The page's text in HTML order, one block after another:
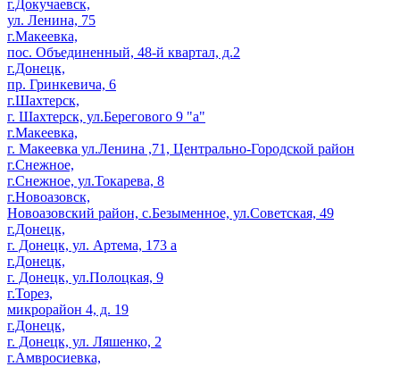
г.Докучаевск,
ул. Ленина, 75
г.Макеевка,
пос. Объединенный, 48-й квартал, д.2
г.Донецк,
пр. Гринкевича, 6
г.Шахтерск,
г. Шахтерск, ул.Берегового 9 "а"
г.Макеевка,
г. Макеевка ул.Ленина ,71, Центрально-Городской район
г.Снежное,
г.Снежное, ул.Токарева, 8
г.Новоазовск,
Новоазовский район, с.Безыменное, ул.Советская, 49
г.Донецк,
г. Донецк, ул. Артема, 173 а
г.Донецк,
г. Донецк, ул.Полоцкая, 9
г.Торез,
микрорайон 4, д. 19
г.Донецк,
г. Донецк, ул. Ляшенко, 2
г.Амвросиевка,